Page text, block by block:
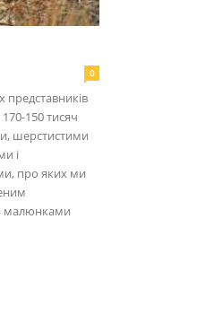
0
представників
150 тисяч
шерстистими
і
про яких ми
малюнками